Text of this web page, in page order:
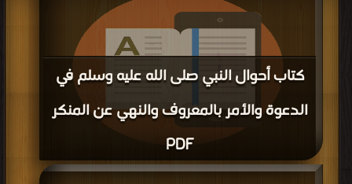
كتاب أحوال النبي صلى الله عليه وسلم في
الدعوة والأمر بالمعروف والنهي عن المنكر
PDF
قراءة و تحميل كتاب كتاب أحوال النبي صلى الله عليه وسلم في الدعوة والأمر